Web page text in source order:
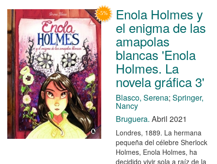
Enola Holmes y
el enigma de las
amapolas
blancas 'Enola
Holmes. La
novela gráfica 3'
Blasco, Serena; Springer,
Nancy
Bruguera. Abril 2021
Londres, 1889. La hermana
pequeña del célebre Sherlock
Holmes, Enola Holmes, ha
decidido vivir sola a raíz de la